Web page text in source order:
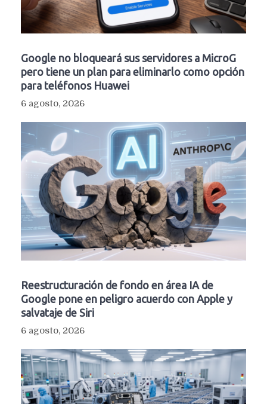
Google no bloqueará sus servidores a MicroG
pero tiene un plan para eliminarlo como opción
para teléfonos Huawei
6 agosto, 2026
Reestructuración de fondo en área IA de
Google pone en peligro acuerdo con Apple y
salvataje de Siri
6 agosto, 2026